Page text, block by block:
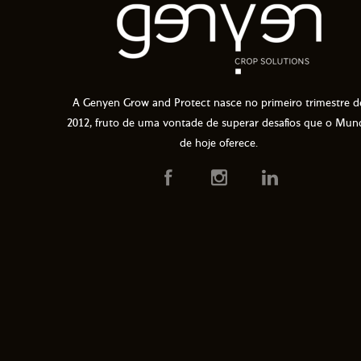
A Genyen Grow and Protect nasce no primeiro trimestre
2012, fruto de uma vontade de superar desafios que o
de hoje oferece.